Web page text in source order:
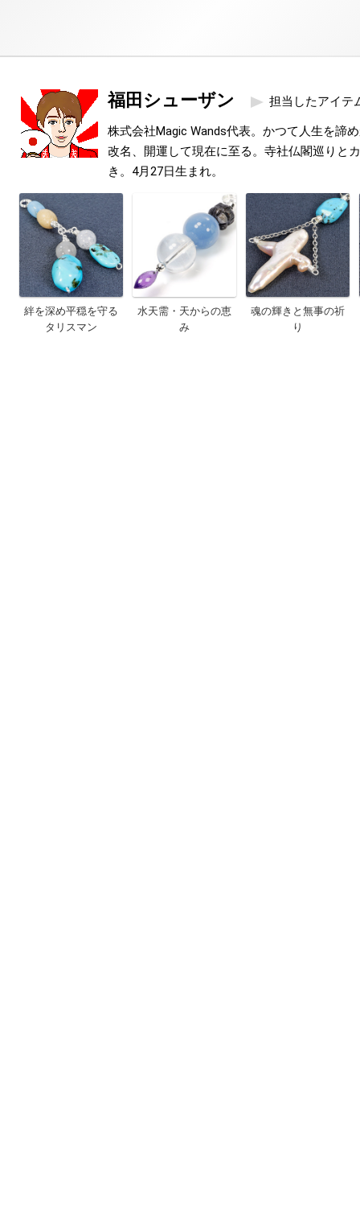
福田シューザン 担当したアイテ
株式会社Magic Wands代表。かつて人生を諦
改名、開運して現在に至る。寺社仏閣巡りと
き。4月27日生まれ。
絆を深め平穏を守る
タリスマン
水天需・天からの恵
み
魂の輝きと無事の祈
り